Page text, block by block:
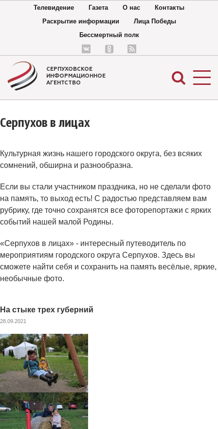
Телевидение Газета О нас
Контакты
Раскрытие информации
Лица Победы
Бессмертный полк
СЕРПУХОВСКОЕ
ИНФОРМАЦИОННОЕ
АГЕНТСТВО
Серпухов в лицах
Культурная жизнь нашего городского округа, без всяких
сомнений, обширна и разнообразна.
Если вы стали участником праздника, но не сделали фото
на память, то выход есть! С радостью представляем вам
рубрику, где точно сохранятся все фоторепортажи с ярких
событий нашей малой Родины.
«Серпухов в лицах» - интересный путеводитель по
мероприятиям городского округа Серпухов. Здесь вы
сможете найти себя и сохранить на память весёлые, яркие,
необычные фото.
На стыке трех губерний
28.09.2021